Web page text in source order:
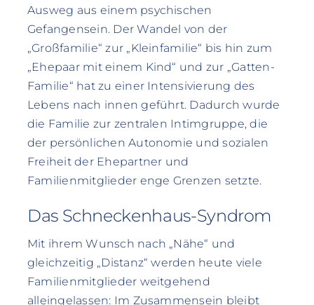
Ausweg aus einem psychischen
Gefangensein. Der Wandel von der
„Großfamilie“ zur „Kleinfamilie“ bis hin zum
„Ehepaar mit einem Kind“ und zur „Gatten-
Familie“ hat zu einer Intensivierung des
Lebens nach innen geführt. Dadurch wurde
die Familie zur zentralen Intimgruppe, die
der persönlichen Autonomie und sozialen
Freiheit der Ehepartner und
Familienmitglieder enge Grenzen setzte.
Das Schneckenhaus-Syndrom
Mit ihrem Wunsch nach „Nähe“ und
gleichzeitig „Distanz“ werden heute viele
Familienmitglieder weitgehend
alleingelassen: Im Zusammensein bleibt